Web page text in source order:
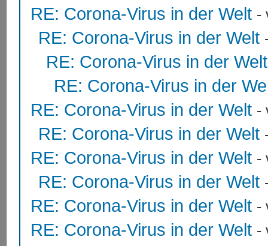
RE: Corona-Virus in der Welt -
RE: Corona-Virus in der Welt
RE: Corona-Virus in der Welt
RE: Corona-Virus in der
RE: Corona-Virus in der Welt -
RE: Corona-Virus in der Welt
RE: Corona-Virus in der Welt -
RE: Corona-Virus in der Welt
RE: Corona-Virus in der Welt -
RE: Corona-Virus in der Welt -